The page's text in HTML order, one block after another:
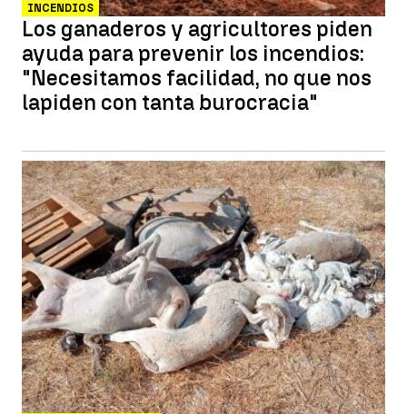
INCENDIOS
Los ganaderos y agricultores piden
ayuda para prevenir los incendios:
"Necesitamos facilidad, no que nos
lapiden con tanta burocracia"